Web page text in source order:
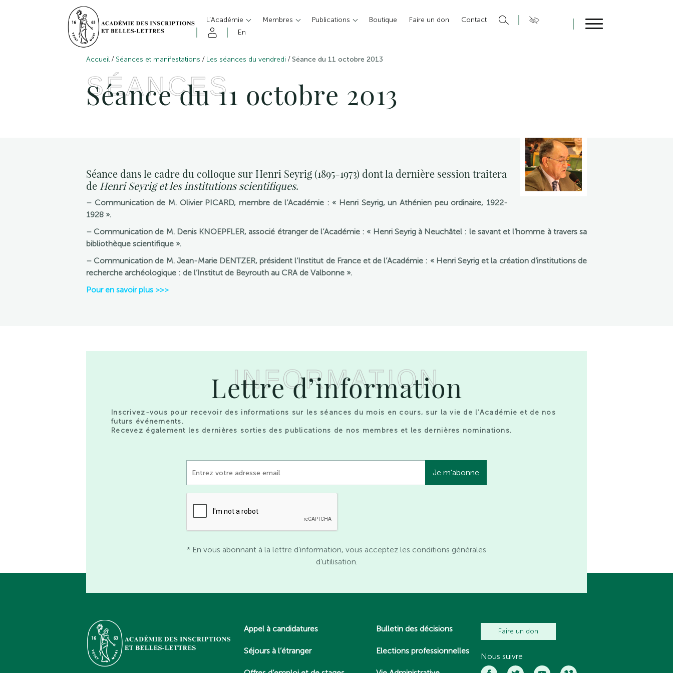
L’Académie Membres Publications Boutique Faire un don
Contact
En
Accueil / Séances et manifestations / Les séances du vendredi /Séance du 11 octobre 2013
SÉANCES
Séance du 11 octobre 2013
Séance dans le cadre du colloque sur Henri Seyrig (1895-1973) dont la dernière session traitera
de Henri Seyrig et les institutions scientifiques.
– Communication de M. Olivier PICARD, membre de l’Académie : « Henri Seyrig, un Athénien peu ordinaire, 1922-
1928 ».
– Communication de M. Denis KNOEPFLER, associé étranger de l’Académie : « Henri Seyrig à Neuchâtel : le savant et l’homme à travers sa
bibliothèque scientifique ».
– Communication de M. Jean-Marie DENTZER, président l’Institut de France et de l’Académie : « Henri Seyrig et la création d’institutions de
recherche archéologique : de l’Institut de Beyrouth au CRA de Valbonne ».
Pour en savoir plus >>>
INFORMATION
Lettre d’information
Inscrivez-vous pour recevoir des informations sur les séances du mois en cours, sur la vie de l’Académie et de nos
futurs événements.
Recevez également les dernières sorties des publications de nos membres et les dernières nominations.
* En vous abonnant à la lettre d’information, vous acceptez les conditions générales
d’utilisation.
Appel à candidatures
Séjours à l’étranger
Bulletin des décisions
Elections professionnelles
Faire un don
Nous suivre